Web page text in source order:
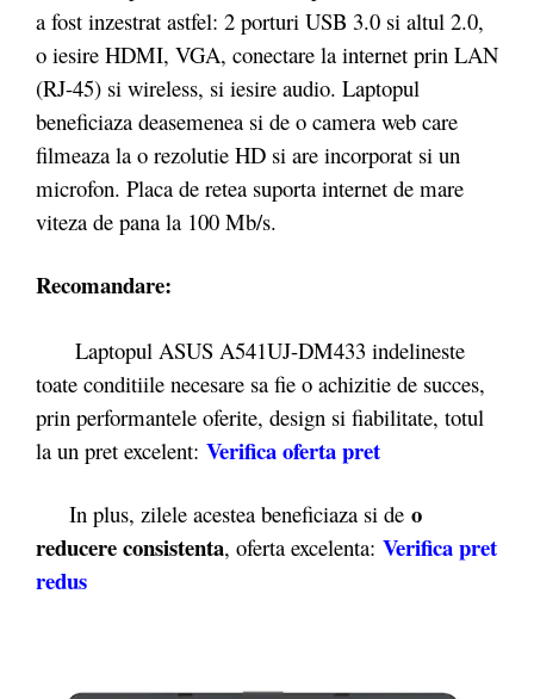
a fost inzestrat astfel: 2 porturi USB 3.0 si altul 2.0,
o iesire HDMI, VGA, conectare la internet prin LAN
(RJ-45) si wireless, si iesire audio. Laptopul
beneficiaza deasemenea si de o camera web care
filmeaza la o rezolutie HD si are incorporat si un
microfon. Placa de retea suporta internet de mare
viteza de pana la 100 Mb/s.
Recomandare:
Laptopul ASUS A541UJ-DM433 indelineste
toate conditiile necesare sa fie o achizitie de succes,
prin performantele oferite, design si fiabilitate, totul
la un pret excelent: Verifica oferta pret
In plus, zilele acestea beneficiaza si de o
reducere consistenta, oferta excelenta: Verifica pret
redus